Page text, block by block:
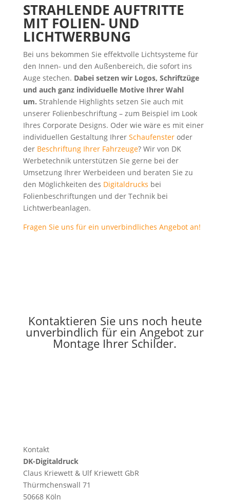
STRAHLENDE AUFTRITTE
MIT FOLIEN- UND
LICHTWERBUNG
Bei uns bekommen Sie effektvolle Lichtsysteme für
den Innen- und den Außenbereich, die sofort ins
Auge stechen. Dabei setzen wir Logos, Schriftzüge
und auch ganz individuelle Motive Ihrer Wahl
um. Strahlende Highlights setzen Sie auch mit
unserer Folienbeschriftung – zum Beispiel im Look
Ihres Corporate Designs. Oder wie wäre es mit einer
individuellen Gestaltung Ihrer Schaufensteroder
der Beschriftung Ihrer Fahrzeuge? Wir von DK
Werbetechnik unterstützen Sie gerne bei der
Umsetzung Ihrer Werbeideen und beraten Sie zu
den Möglichkeiten des Digitaldrucks bei
Folienbeschriftungen und der Technik bei
Lichtwerbeanlagen.
Fragen Sie uns für ein unverbindliches Angebot an!
Kontaktieren Sie uns noch heute
unverbindlich für ein Angebot zur
Montage Ihrer Schilder.
Kontakt
DK-Digitaldruck
Claus Kriewett & Ulf Kriewett GbR
Thürmchenswall 71
50668 Köln